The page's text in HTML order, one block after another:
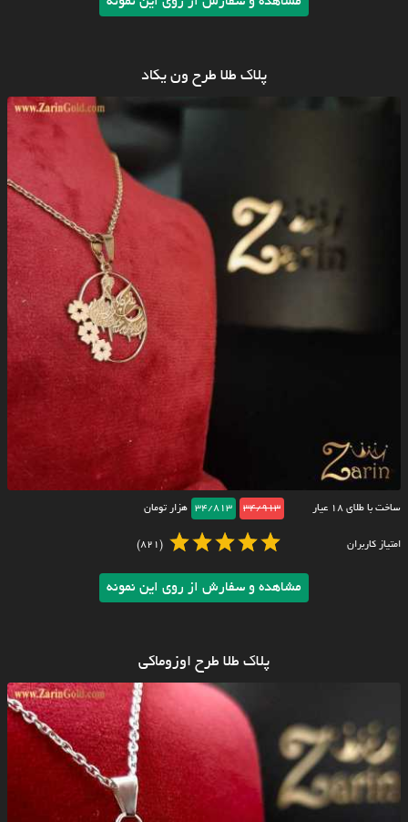
پلاک طلا طرح ون یکاد
ساخت با طلای ۱۸ عیار 34/913
34/813 هزار تومان
امتیاز کاربران (821)
مشاهده و سفارش از روی این نمونه
پلاک طلا طرح اوزوماکی